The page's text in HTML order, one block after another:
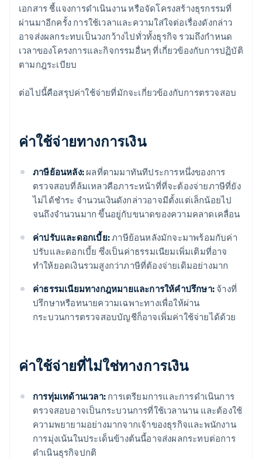
เอกสาร ชี้แจงการดำเนินงาน หรือจัดโครงสร้างธุรกรรมที่
ผ่านมาอีกครั้ง การใช้เวลาและความใส่ใจต่อเรื่องดังกล่าว
อาจส่งผลกระทบเป็นวงกว้างไปทั่วทั้งธุรกิจ รวมถึงกำหนด
เวลาของโครงการและกิจกรรมอื่นๆ ที่เกี่ยวข้องกับการปฏิบัติ
ตามกฎระเบียบ
ต่อไปนี้คือสรุปค่าใช้จ่ายที่มักจะเกี่ยวข้องกับการตรวจสอบ
ค่าใช้จ่ายทางการเงิน
ภาษีย้อนหลัง: ผลที่ตามมาทันทีประการหนึ่งของการ
ตรวจสอบที่ล้มเหลวคือภาระหน้าที่ที่จะต้องจ่ายภาษีที่ยัง
ไม่ได้ชำระ จำนวนเงินดังกล่าวอาจมีตั้งแต่เล็กน้อยไป
จนถึงจำนวนมาก ขึ้นอยู่กับขนาดของความคลาดเคลื่อน
ค่าปรับและดอกเบี้ย:ภาษีย้อนหลังมักจะมาพร้อมกับค่า
ปรับและดอกเบี้ย ซึ่งเป็นค่าธรรมเนียมเพิ่มเติมที่อาจ
ทำให้ยอดเงินรวมสูงกว่าภาษีที่ต้องจ่ายเดิมอย่างมาก
ค่าธรรมเนียมทางกฎหมายและการให้คําปรึกษา: จ้างที่
ปรึกษาหรือทนายความเฉพาะทางเพื่อให้ผ่าน
กระบวนการตรวจสอบบัญชีก็อาจเพิ่มค่าใช้จ่ายได้ด้วย
ค่าใช้จ่ายที่ไม่ใช่ทางการเงิน
การทุ่มเทด้านเวลา: การเตรียมการและการดำเนินการ
ตรวจสอบอาจเป็นกระบวนการที่ใช้เวลานาน และต้องใช้
ความพยายามอย่างมากจากเจ้าของธุรกิจและพนักงาน
การมุ่งเน้นในประเด็นข้างต้นนี้อาจส่งผลกระทบต่อการ
ดำเนินธุรกิจปกติ